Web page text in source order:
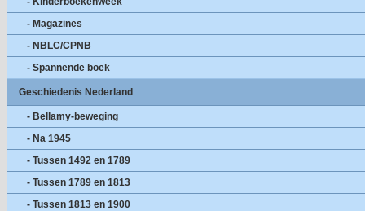
- Magazines
- NBLC/CPNB
- Spannende boek
Geschiedenis Nederland
- Bellamy-beweging
- Na 1945
- Tussen 1492 en 1789
- Tussen 1789 en 1813
- Tussen 1813 en 1900